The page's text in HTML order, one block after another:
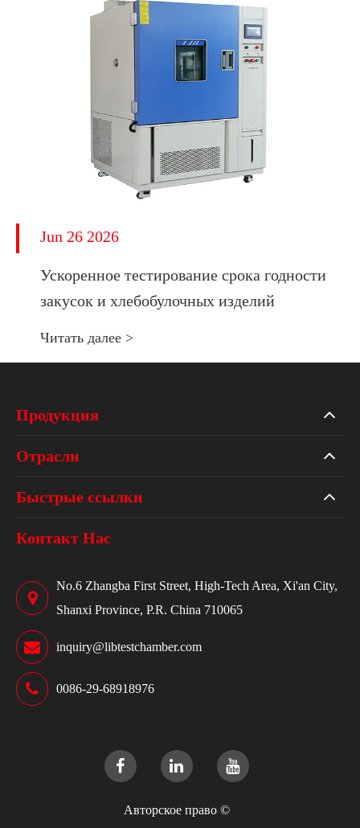
Jun 26 2026
Ускоренное тестирование срока годности
закусок и хлебобулочных изделий
Читать далее >
Продукция
Отрасли
Быстрые ссылки
Контакт Нас
No.6 Zhangba First Street, High-Tech Area, Xi'an City,
Shanxi Province, P.R. China 710065
inquiry@libtestchamber.com
0086-29-68918976
Авторское право ©